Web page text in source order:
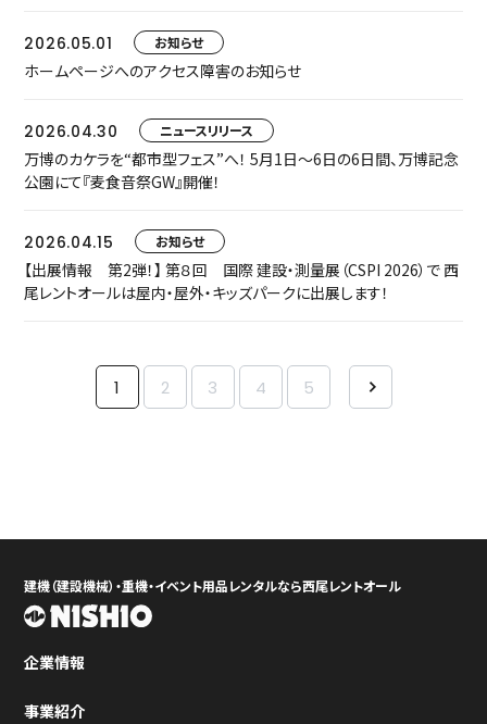
2026.05.01
お知らせ
ホームページへのアクセス障害のお知らせ
2026.04.30 ニュースリリース
万博のカケラを“都市型フェス”へ！ 5月1日〜6日の6日間、万博記念
公園にて『麦食音祭GW』開催！
2026.04.15 お知らせ
【出展情報 第2弾！】 第８回 国際 建設・測量展（CSPI 2026）で 西
尾レントオールは屋内・屋外・キッズパークに出展します！
1 2 3 4 5
建機（建設機械）・重機・イベント用品レンタルなら西尾レントオール
企業情報
事業紹介